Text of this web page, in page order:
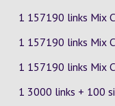
1 157190 links Mix
1 157190 links Mix
1 157190 links Mix
1 3000 links + 100